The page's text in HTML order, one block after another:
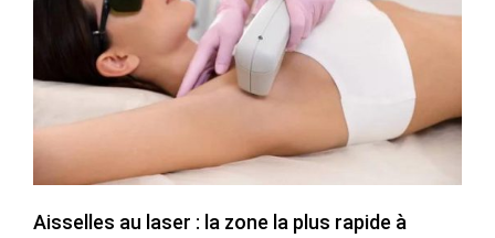
Aisselles au laser : la zone la plus rapide à